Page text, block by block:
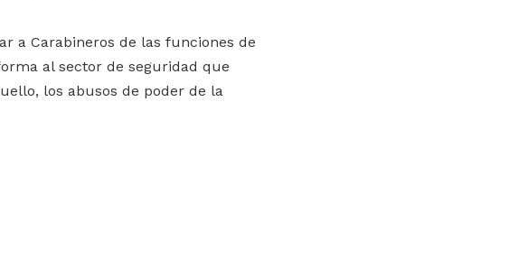
a Carabineros de las funciones de
al sector de seguridad que
los abusos de poder de la